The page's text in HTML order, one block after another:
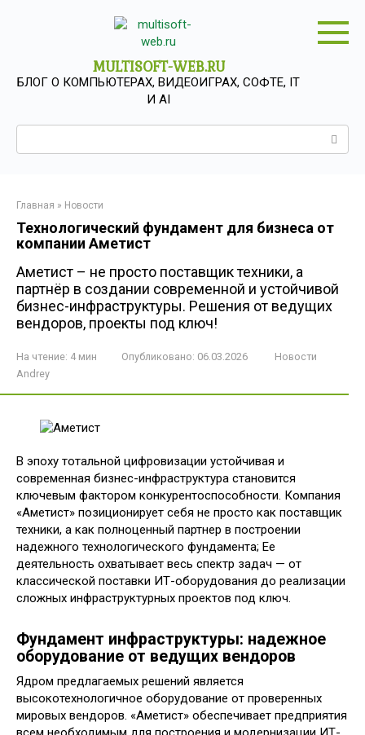
MULTISOFT-WEB.RU
БЛОГ О КОМПЬЮТЕРАХ, ВИДЕОИГРАХ, СОФТЕ, IT
И AI
Главная » Новости
Технологический фундамент для бизнеса от
компании Аметист
Аметист – не просто поставщик техники, а
партнёр в создании современной и устойчивой
бизнес-инфраструктуры. Решения от ведущих
вендоров, проекты под ключ!
На чтение: 4 мин Опубликовано: 06.03.2026
Новости
Andrey
В эпоху тотальной цифровизации устойчивая и
современная бизнес-инфраструктура становится
ключевым фактором конкурентоспособности. Компания
«Аметист» позиционирует себя не просто как поставщик
техники, а как полноценный партнер в построении
надежного технологического фундамента; Ее
деятельность охватывает весь спектр задач — от
классической поставки ИТ-оборудования до реализации
сложных инфраструктурных проектов под ключ.
Фундамент инфраструктуры: надежное
оборудование от ведущих вендоров
Ядром предлагаемых решений является
высокотехнологичное оборудование от проверенных
мировых вендоров. «Аметист» обеспечивает предприятия